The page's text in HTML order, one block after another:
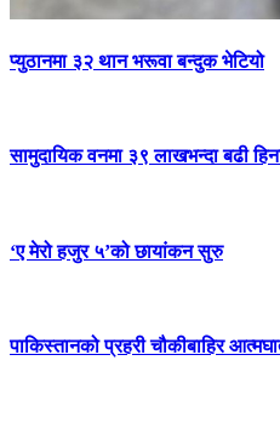
प्युठानमा ३२ थान भरूवा बन्दुक भेटियो
सामुदायिक वनमा ३९ लाखभन्दा बढी
‘ए मेरो हजुर ५’को छायांकन सुरु
पाकिस्तानको प्रहरी चौकीबाहिर